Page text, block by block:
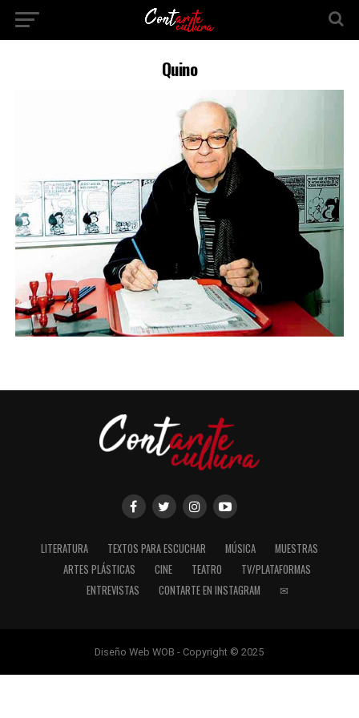
Quino
LITERATURA TEXTOS PARA ESCUCHAR MÚSICA
MUESTRAS
ARTES PLÁSTICAS
CINE TEATRO
TV/PLATAFORMAS
ENTREVISTAS
CONTARTE EN INSTAGRAM ✉
Diseño Web WOB - Copyright © 2025